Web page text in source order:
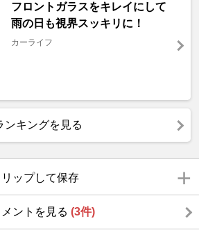
フロントガラスをキレイにして
雨の日も視界スッキリに！
カーライフ
ンキングを見る
ップして保存
ントを見る (3件)